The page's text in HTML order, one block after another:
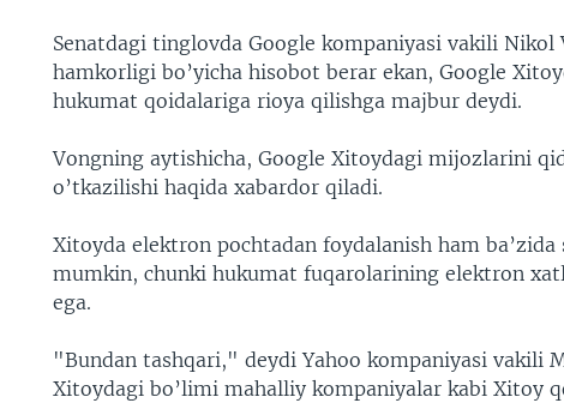
Senatdagi tinglovda Google kompaniyasi vakili
hamkorligi bo’yicha hisobot berar ekan, Google
hukumat qoidalariga rioya qilishga majbur deydi.
Vongning aytishicha, Google Xitoydagi mijozlarini
o’tkazilishi haqida xabardor qiladi.
Xitoyda elektron pochtadan foydalanish ham
mumkin, chunki hukumat fuqarolarining elektron
ega.
"Bundan tashqari," deydi Yahoo kompaniyasi vakili
Xitoydagi bo’limi mahalliy kompaniyalar kabi Xitoy